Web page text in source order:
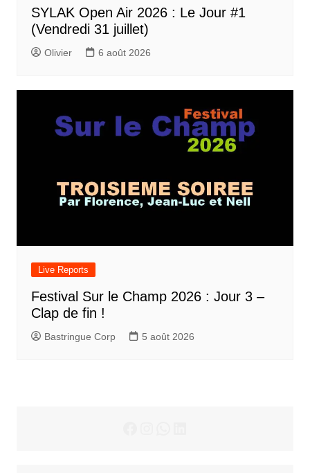
SYLAK Open Air 2026 : Le Jour #1
(Vendredi 31 juillet)
Olivier 6 août 2026
Live Reports
Festival Sur le Champ 2026 : Jour 3 –
Clap de fin !
Bastringue Corp 5 août 2026